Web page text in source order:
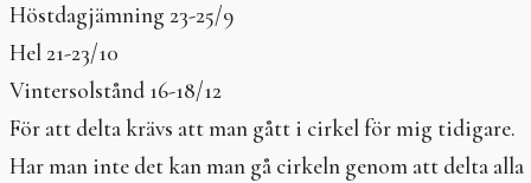
Höstdagjämning 23-25/9
Hel 21-23/10
Vintersolstånd 16-18/12
För att delta krävs att man gått i cirkel för mig tidigare.
Har man inte det kan man gå cirkeln genom att delta alla